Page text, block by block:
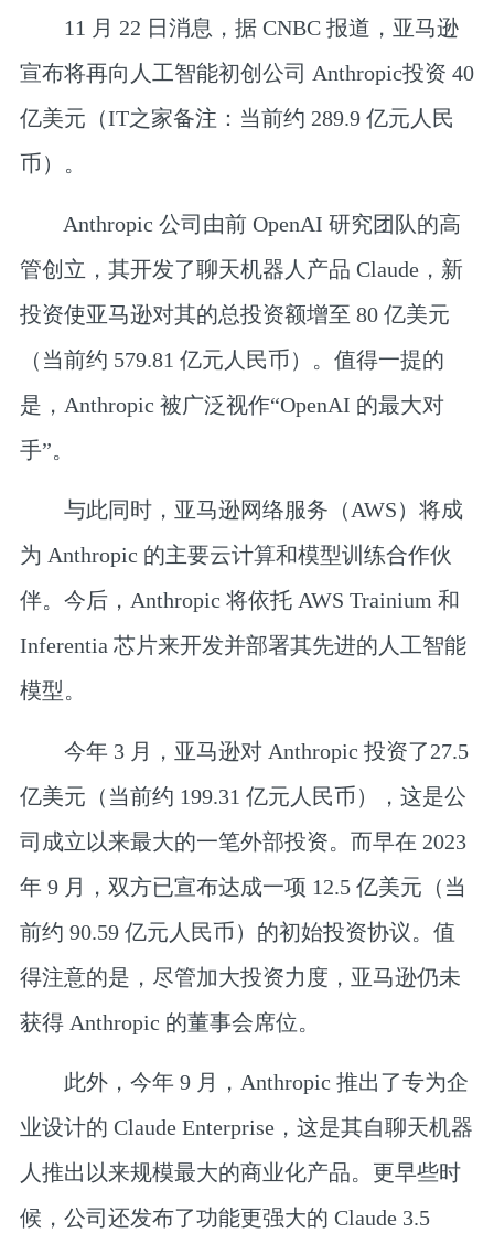
11 月 22 日消息，据 CNBC 报道，亚马逊
宣布将再向人工智能初创公司 Anthropic投资 40
亿美元 （IT之家备注：当前约 289.9 亿元人民
币）。
Anthropic 公司由前 OpenAI 研究团队的高
管创立，其开发了聊天机器人产品 Claude，新
投资使亚马逊对其的总投资额增至 80 亿美元
（当前约 579.81 亿元人民币）。值得一提的
是，Anthropic 被广泛视作“OpenAI 的最大对
手”。
与此同时，亚马逊网络服务（AWS）将成
为 Anthropic 的主要云计算和模型训练合作伙
伴。今后，Anthropic 将依托 AWS Trainium 和
Inferentia 芯片来开发并部署其先进的人工智能
模型。
今年 3 月，亚马逊对 Anthropic 投资了27.5
亿美元 （当前约 199.31 亿元人民币），这是公
司成立以来最大的一笔外部投资。而早在 2023
年 9 月，双方已宣布达成一项 12.5 亿美元（当
前约 90.59 亿元人民币）的初始投资协议。值
得注意的是，尽管加大投资力度，亚马逊仍未
获得 Anthropic 的董事会席位。
此外，今年 9 月，Anthropic 推出了专为企
业设计的 Claude Enterprise，这是其自聊天机器
人推出以来规模最大的商业化产品。更早些时
候，公司还发布了功能更强大的 Claude 3.5